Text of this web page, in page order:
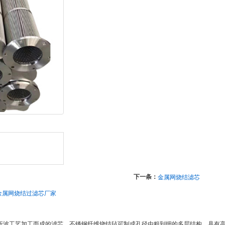
下一条：金属网烧结滤芯
属网烧结过滤芯厂家